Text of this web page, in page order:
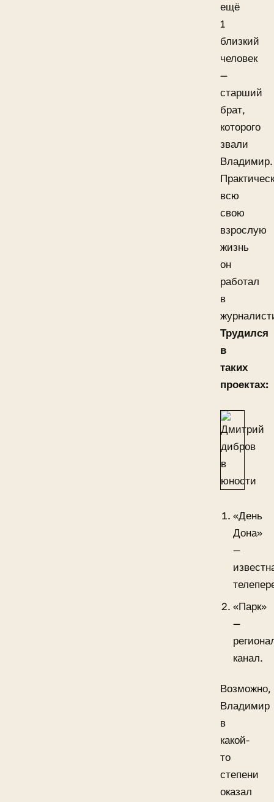
ещё
1
близкий
человек
—
старший
брат,
которого
звали
Владимир.
всю
свою
взрослую
жизнь
он
работал
в
Трудился
в
таких
проектах:
«День
Дона»
—
«Парк»
—
канал.
Возможно,
Владимир
в
какой-
то
степени
оказал